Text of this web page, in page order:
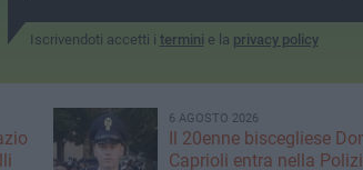
Iscrivendoti accetti i termini e la privacy policy
6 AGOSTO 2026
Il 20enne biscegliese
Caprioli entra nella